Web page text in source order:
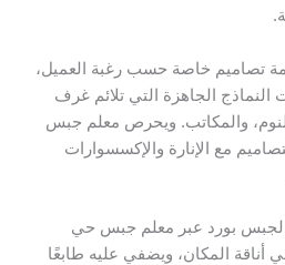
تصاميم خاصة حسب رغبة العميل،
النماذج الجاهزة التي تلائم غرف
والمكاتب. ويحرص معلم جبس
مع الإنارة والإكسسوارات
الجبس بورد عبر معلم جبس حي
أناقة المكان، ويضفي عليه طابعًا